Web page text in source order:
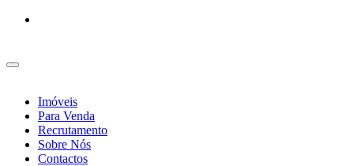
Imóveis
Para Venda
Recrutamento
Sobre Nós
Contactos